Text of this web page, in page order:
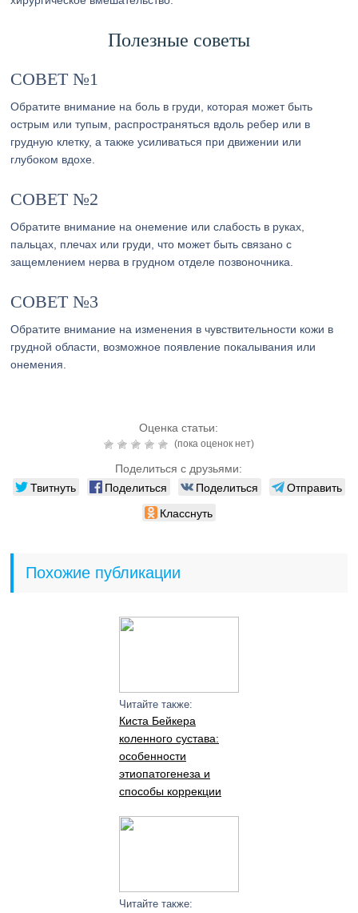
Полезные советы
СОВЕТ №1
Обратите внимание на боль в груди, которая может быть
острым или тупым, распространяться вдоль ребер или в
грудную клетку, а также усиливаться при движении или
глубоком вдохе.
СОВЕТ №2
Обратите внимание на онемение или слабость в руках,
пальцах, плечах или груди, что может быть связано с
защемлением нерва в грудном отделе позвоночника.
СОВЕТ №3
Обратите внимание на изменения в чувствительности кожи в
грудной области, возможное появление покалывания или
онемения.
Оценка статьи:
(пока оценок нет)
Поделиться с друзьями:
Твитнуть Поделиться Поделиться
Отправить
Класснуть
Похожие публикации
Читайте также:
Киста Бейкера
коленного сустава:
особенности
этиопатогенеза и
способы коррекции
Читайте также: